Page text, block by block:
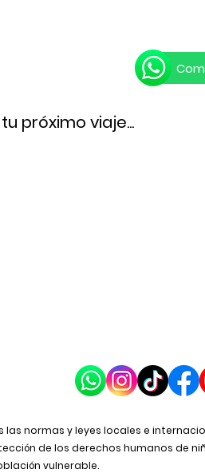
próximo viaje...
normas y leyes locales e
de los derechos humanos de
vulnerable.